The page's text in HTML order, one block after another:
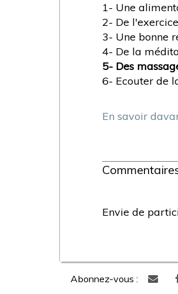
1- Une
2- De
3- Une bonne
4- De la
5- Des
6- Ecouter de
En savoir
Envie de
Abonnez-vous :